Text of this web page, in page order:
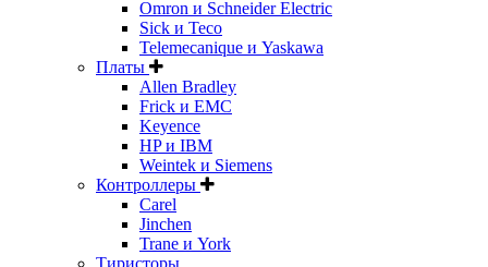
Omron и Schneider Electric
Sick и Teco
Telemecanique и Yaskawa
Платы
Allen Bradley
Frick и EMC
Keyence
HP и IBM
Weintek и Siemens
Контроллеры
Carel
Jinchen
Trane и York
Тиристоры